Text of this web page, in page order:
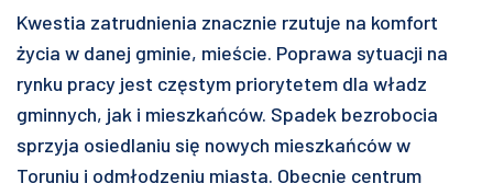
Kwestia zatrudnienia znacznie rzutuje na komfort
życia w danej gminie, mieście. Poprawa sytuacji na
rynku pracy jest częstym priorytetem dla władz
gminnych, jak i mieszkańców. Spadek bezrobocia
sprzyja osiedlaniu się nowych mieszkańców w
Toruniu i odmłodzeniu miasta. Obecnie centrum